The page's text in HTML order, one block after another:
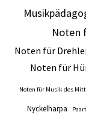
Noten
Noten für
Noten für
Noten für Musik des
Nyckelharpa